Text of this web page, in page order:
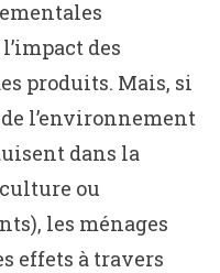
des
produits. Mais, si
l’environnement
dans la
ou
les ménages
effets à travers